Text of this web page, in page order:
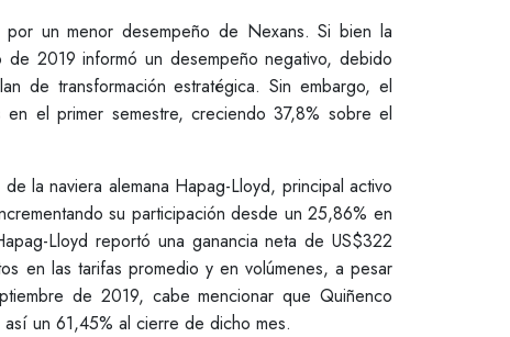
un menor desempeño de Nexans. Si bien la
de 2019 informó un desempeño negativo, debido
de transformación estratégica. Sin embargo, el
el primer semestre, creciendo 37,8% sobre el
la naviera alemana Hapag-Lloyd, principal activo
su participación desde un 25,86% en
Lloyd reportó una ganancia neta de US$322
en las tarifas promedio y en volúmenes, a pesar
de 2019, cabe mencionar que Quiñenco
un 61,45% al cierre de dicho mes.